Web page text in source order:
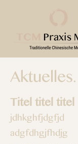
Aktuelles.
Titel titel titel
jdhkghfjdgfjd
adgfdhgjfhdjg